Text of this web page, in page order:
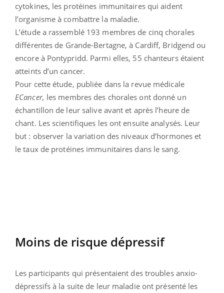
cytokines, les protéines immunitaires qui aident
l’organisme à combattre la maladie.
L’étude a rassemblé 193 membres de cinq chorales
différentes de Grande-Bertagne, à Cardiff, Bridgend ou
encore à Pontypridd. Parmi elles, 55 chanteurs étaient
atteints d’un cancer.
Pour cette étude, publiée dans la revue médicale
ECancer, les membres des chorales ont donné un
échantillon de leur salive avant et après l’heure de
chant. Les scientifiques les ont ensuite analysés. Leur
but : observer la variation des niveaux d’hormones et
le taux de protéines immunitaires dans le sang.
Moins de risque dépressif
Les participants qui présentaient des troubles anxio-
dépressifs à la suite de leur maladie ont présenté les